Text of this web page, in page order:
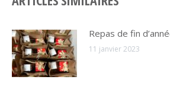
Repas de fin
11 janvier 2023